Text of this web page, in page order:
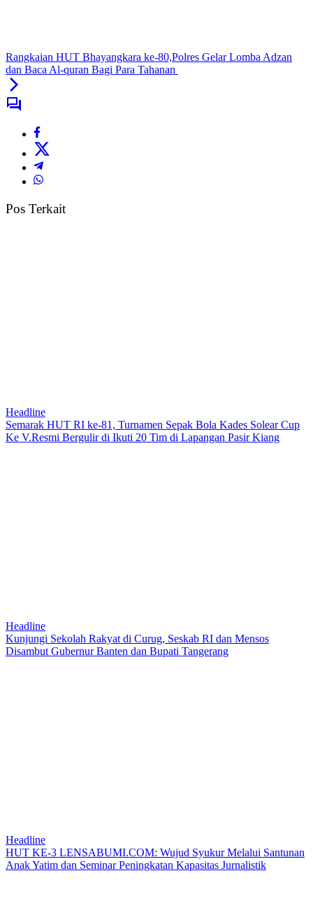
Rangkaian HUT Bhayangkara ke-80,Polres Gelar Lomba Adzan
dan Baca Al-quran Bagi Para Tahanan
Pos Terkait
Headline
Semarak HUT RI ke-81, Turnamen Sepak Bola Kades Solear Cup
Ke V.Resmi Bergulir di Ikuti 20 Tim di Lapangan Pasir Kiang
Headline
Kunjungi Sekolah Rakyat di Curug, Seskab RI dan Mensos
Disambut Gubernur Banten dan Bupati Tangerang
Headline
HUT KE-3 LENSABUMI.COM: Wujud Syukur Melalui Santunan
Anak Yatim dan Seminar Peningkatan Kapasitas Jurnalistik